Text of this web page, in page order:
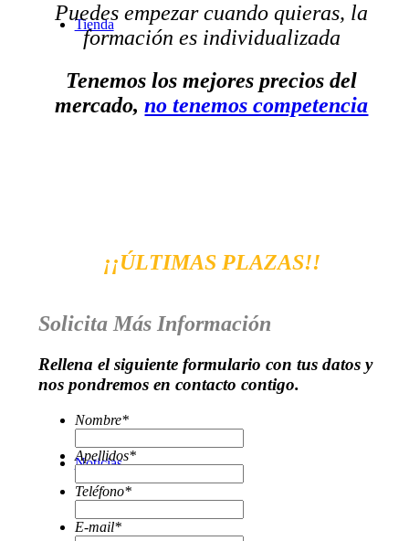
Tienda
Noticias
Puedes empezar cuando quieras, la
formación es individualizada
Tenemos los mejores precios del
mercado,no tenemos competencia
¡¡ÚLTIMAS PLAZAS!!
Solicita Más Información
Rellena el siguiente formulario con tus datos y
nos pondremos en contacto contigo.
Nombre*
Apellidos*
Teléfono*
E-mail*